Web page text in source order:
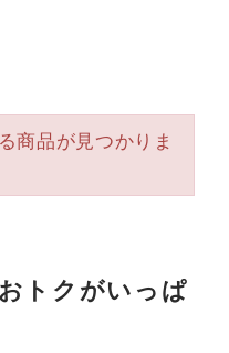
商品が見つかりま
トクがいっぱ